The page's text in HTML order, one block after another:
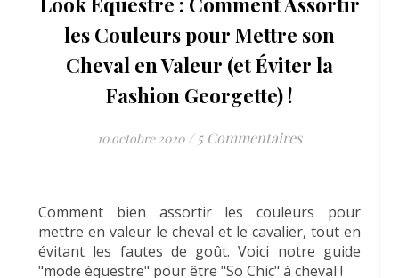
les Couleurs pour Mettre son
Cheval en Valeur (et Éviter la
Fashion Georgette) !
10 octobre 2020 / 5 Commentaires
Comment bien assortir les couleurs pour
mettre en valeur le cheval et le cavalier, tout en
évitant les fautes de goût. Voici notre guide
"mode équestre" pour être "So Chic" à cheval !